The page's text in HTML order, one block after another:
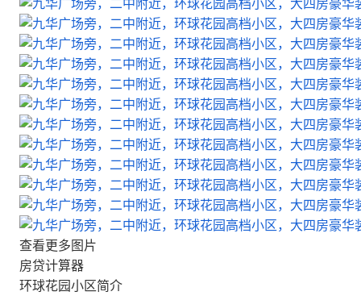
查看更多图片
房贷计算器
环球花园小区简介